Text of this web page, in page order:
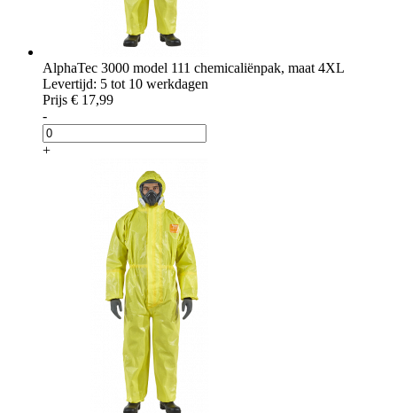
AlphaTec 3000 model 111 chemicaliënpak, maat 4XL
Levertijd: 5 tot 10 werkdagen
Prijs € 17,99
-
+